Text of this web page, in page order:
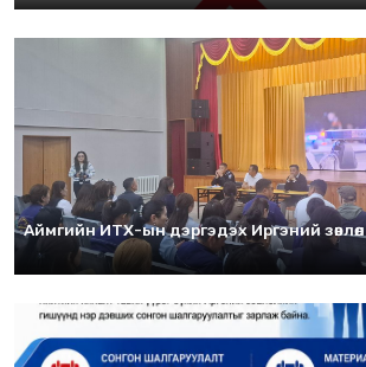
Аймгийн ИТХ-ын дэргэдэх Иргэний зөвлөл